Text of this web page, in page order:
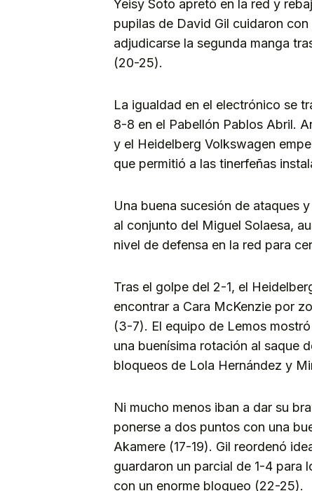
Yeisy Soto apretó en la red y
pupilas de David Gil cuidaron
adjudicarse la segunda manga
(20-25).
La igualdad en el electrónico se
8-8 en el Pabellón Pablos Abril.
y el Heidelberg Volkswagen
que permitió a las tinerfeñas
Una buena sucesión de ataques
al conjunto del Miguel Solaesa,
nivel de defensa en la red para
Tras el golpe del 2-1, el
encontrar a Cara McKenzie por
(3-7). El equipo de Lemos
una buenísima rotación al saque
bloqueos de Lola Hernández y
Ni mucho menos iban a dar su
ponerse a dos puntos con una
Akamere (17-19). Gil reordenó
guardaron un parcial de 1-4 para
con un enorme bloqueo (22-25).